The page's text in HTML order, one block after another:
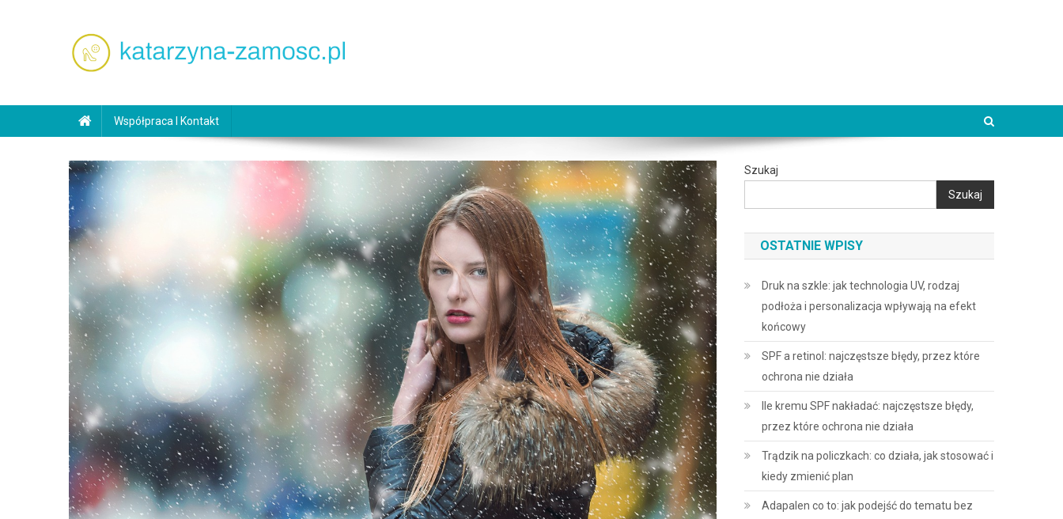
Współpraca I Kontakt
Szukaj
Szukaj
OSTATNIE WPISY
Druk na szkle: jak technologia UV, rodzaj
podłoża i personalizacja wpływają na efekt
końcowy
SPF a retinol: najczęstsze błędy, przez które
ochrona nie działa
Ile kremu SPF nakładać: najczęstsze błędy,
przez które ochrona nie działa
Trądzik na policzkach: co działa, jak stosować i
kiedy zmienić plan
Adapalen co to: jak podejść do tematu bez